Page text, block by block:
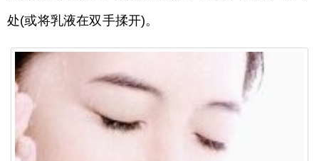
处(或将乳液在双手揉开)。